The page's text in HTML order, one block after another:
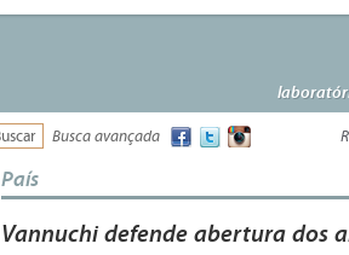
Busca avançada
País
Vannuchi defende abertura dos